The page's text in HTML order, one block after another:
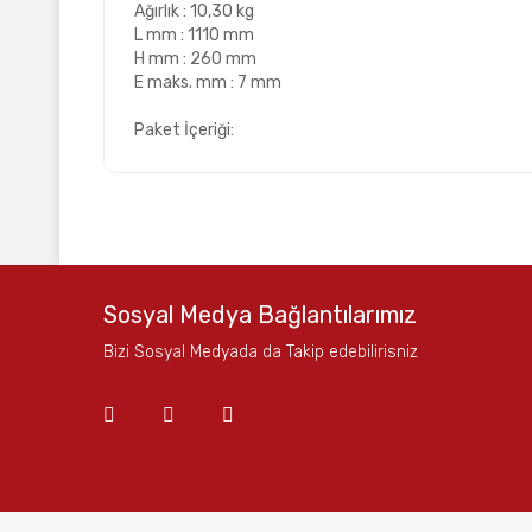
Ağırlık : 10,30 kg
L mm : 1110 mm
H mm : 260 mm
E maks. mm : 7 mm
Paket İçeriği:
Ürün açıklamasında eksik bilgiler bulunuyor.
Ürün fiyatı diğer sitelerden daha pahalı.
Sosyal Medya Bağlantılarımız
Bizi Sosyal Medyada da Takip edebilirisniz